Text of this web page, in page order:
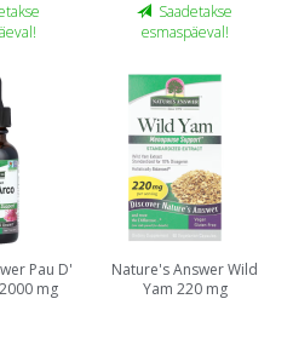
Saadetakse
esmaspäeval!
Pau D'
mg
Nature's Answer Wild
Yam 220 mg